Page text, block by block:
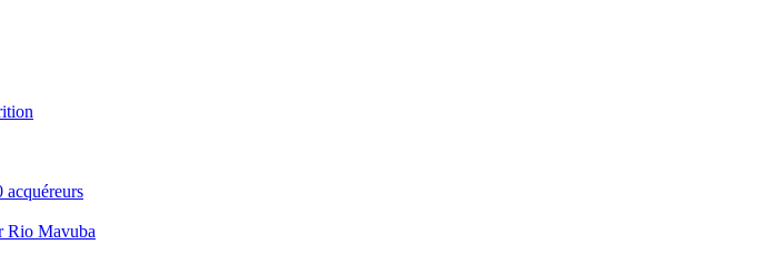
acquéreurs
Rio Mavuba